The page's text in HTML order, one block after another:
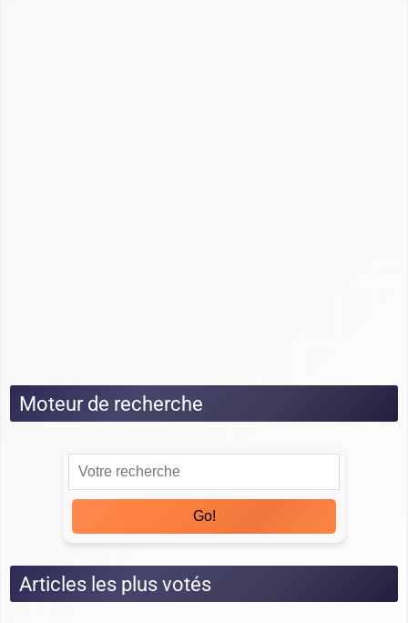
Moteur de recherche
Go!
Articles les plus votés